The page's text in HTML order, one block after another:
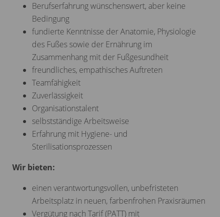
Berufserfahrung wünschenswert, aber keine
Bedingung
fundierte Kenntnisse der Anatomie, Physiologie
des Fußes sowie der Ernährung im
Zusammenhang mit der Fußgesundheit
freundliches, empathisches Auftreten
Teamfähigkeit
Zuverlässigkeit
Organisationstalent
selbstständige Arbeitsweise
Erfahrung mit Hygiene- und
Sterilisationsprozessen
Wir bieten:
einen verantwortungsvollen, unbefristeten
Arbeitsplatz in neuen, farbenfrohen Praxisräumen
Vergütung nach Tarif (PATT) mit